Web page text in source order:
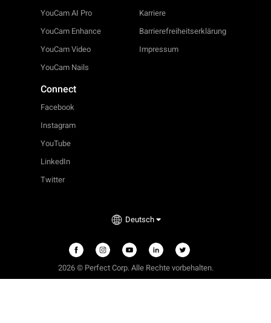
YouCam AI Pro
YouCam Enhance
YouCam Video
YouCam Nails
Karriere
Barrierefreiheitserklärung
Impressum
Connect
Facebook
Instagram
YouTube
LinkedIn
Twitter
Deutsch
2026 © Perfect Corp. Alle Rechte vorbehalten.